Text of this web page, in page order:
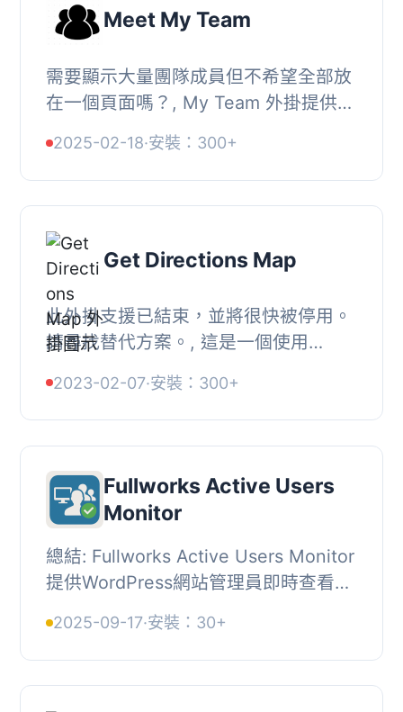
Meet My Team
需要顯示大量團隊成員但不希望全部放
在一個頁面嗎？, My Team 外掛提供直
團隊成員並將他們的資訊顯示在一個彈
出框中！聽...
2025-02-18·安裝：300+
Get Directions Map
此外掛支援已結束，並將很快被停用。
請尋找替代方案。, 這是一個使用
掛。MapQuest 是一個替代 Google 的
方案，它具有方向模...
2023-02-07·安裝：300+
Fullworks Active Users
Monitor
總結: Fullworks Active Users Monitor
提供WordPress網站管理員即時查看已
原生session tokens系統，該外掛精準
追蹤使用者...
2025-09-17·安裝：30+